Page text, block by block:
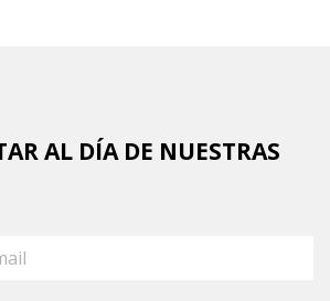
AL DÍA DE NUESTRAS